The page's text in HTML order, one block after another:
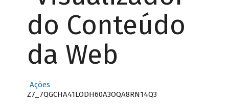
do Conteúdo
da Web
Ações
Z7_7QGCHA41LODH60A3OQA8RN14Q3